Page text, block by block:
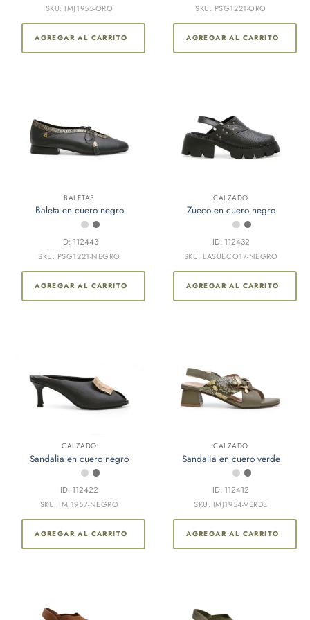
SKU: IMJ1955-ORO
AGREGAR AL CARRITO
SKU: PSG1221-ORO
AGREGAR AL CARRITO
BALETAS
Baleta en cuero negro
ID: 112443
SKU: PSG1221-NEGRO
AGREGAR AL CARRITO
CALZADO
Zueco en cuero negro
ID: 112432
SKU: LASUECO17-NEGRO
AGREGAR AL CARRITO
CALZADO
Sandalia en cuero negro
ID: 112422
SKU: IMJ1957-NEGRO
AGREGAR AL CARRITO
CALZADO
Sandalia en cuero verde
ID: 112412
SKU: IMJ1954-VERDE
AGREGAR AL CARRITO